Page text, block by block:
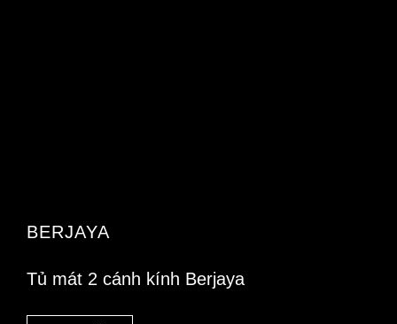
BERJAYA
Tủ mát 2 cánh kính Berjaya